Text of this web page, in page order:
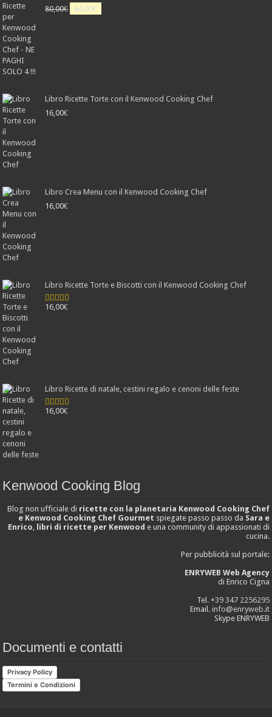
80,00€ 64,00€
Libro Ricette Torte con il Kenwood Cooking Chef
16,00€
Libro Crea Menu con il Kenwood Cooking Chef
16,00€
Libro Ricette Torte e Biscotti con il Kenwood Cooking Chef
Valutato
16,00€
Libro Ricette di natale, cestini regalo e cenoni delle feste
Valutato
16,00€
Kenwood Cooking Blog
Blog non ufficiale di ricette con la planetaria Kenwood Cooking Chef
e Kenwood Cooking Chef Gourmet spiegate passo passo da Sara e
Enrico libri di ricette per Kenwood e una community di appassionati di
cucina.
Per pubblicità sul portale:
ENRYWEB Web Agency
di Enrico Cigna
Tel. +39 347 2256295
Email. info@enryweb.it
Skype ENRYWEB
Documenti e contatti
Privacy Policy
Termini e Condizioni